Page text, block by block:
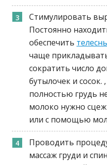
Стимулировать
Постоянно
обеспечить
чаще
сократить число
бутылочек и сосок.
полностью грудь
молоко нужно
или с помощью
Проводить
массаж груди и